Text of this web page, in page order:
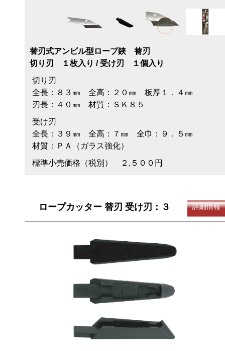
替刃式アンビル型ロープ鋏 替刃
切り刃 １枚入り / 受け刃 １個入り
切り刃
全長：８３㎜ 全高：２０㎜ 板厚１．４㎜
刃長：４０㎜ 材質：ＳＫ８５
受け刃
全長：３９㎜ 全高：７㎜ 全巾：９．５㎜
材質：ＰＡ（ガラス強化）
標準小売価格（税別） ２,５００円
ロープカッター 替刃 受け刃：３ 詳細情報